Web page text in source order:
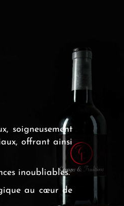
soigneusement
offrant ainsi
inoubliables.
au cœur de